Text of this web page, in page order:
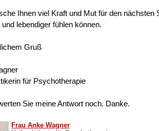
Ihnen viel Kraft und Mut für den
und lebendiger fühlen können.
Gruß
für Psychotherapie
Sie meine Antwort noch. Danke.